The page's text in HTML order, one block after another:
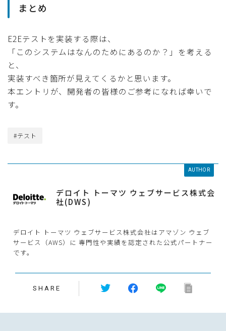
まとめ
E2Eテストを実装する際は、
「このシステムはなんのためにあるのか？」を考える
と、
実装すべき箇所が見えてくるかと思います。
本エントリが、開発者の皆様のご参考になれば幸いで
す。
#テスト
AUTHOR
デロイト トーマツ ウェブサービス株式会
社(DWS)
デロイト トーマツ ウェブサービス株式会社はアマゾン ウェブ
サービス（AWS）に 専門性や実績を認定された公式パートナー
です。
SHARE